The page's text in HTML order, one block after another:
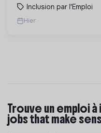
Inclusion par l'Emploi
Hier
Trouve un emploi
jobs that make